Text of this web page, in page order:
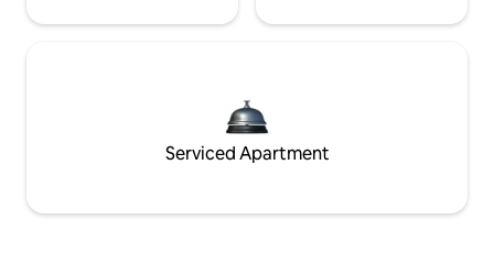
Serviced Apartment